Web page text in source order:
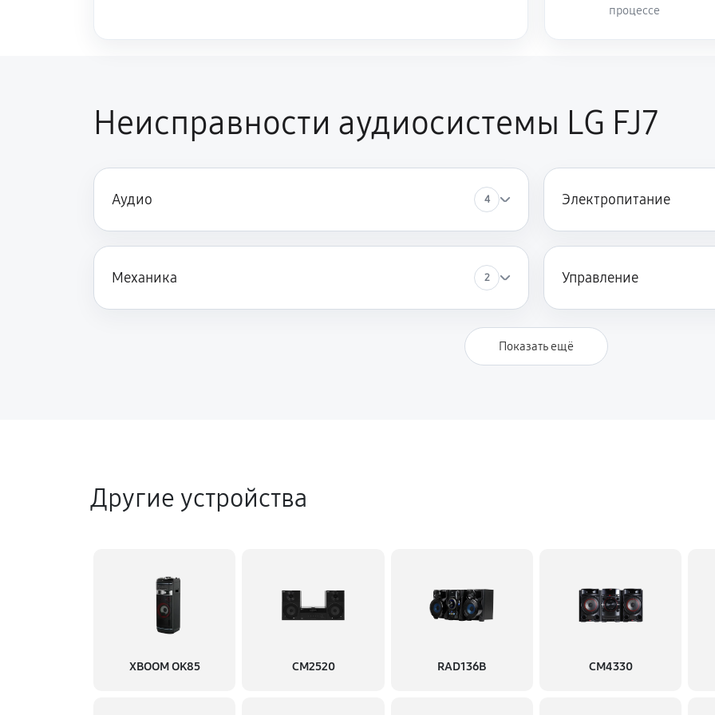
процессе
Неисправности аудиосистемы LG FJ7
Аудио 4 Электропитание
Механика 2 Управление
Показать ещё
Другие устройства
XBOOM OK85 CM2520 RAD136B CM4330